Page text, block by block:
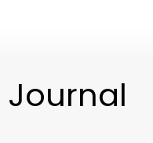
Journal